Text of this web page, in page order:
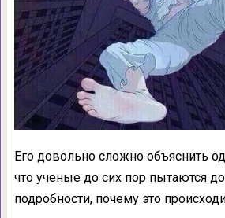
Его довольно сложно объяснить
что ученые до сих пор пытаются
подробности, почему это